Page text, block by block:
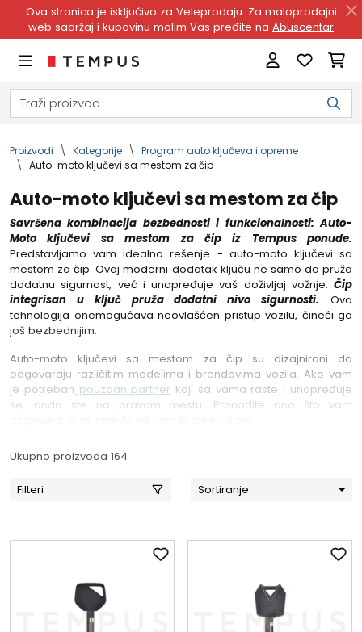
Ova stranica je isključivo za Veleprodaju. Za maloprodajni
web sadržaj i kupovinu molim Vas pređite na Abuscentar
Proizvodi Kategorije
Program auto ključeva i opreme
Auto-moto ključevi sa mestom za čip
Auto-moto ključevi sa mestom za čip
Savršena kombinacija bezbednosti i funkcionalnosti: Auto-
Moto ključevi sa mestom za čip iz Tempus ponude.
Predstavljamo vam idealno rešenje - auto-moto ključevi sa
mestom za čip. Ovaj moderni dodatak ključu ne samo da pruža
dodatnu sigurnost, već i unapređuje vaš doživljaj vožnje. Čip
integrisan u ključ pruža dodatni nivo sigurnosti. Ova
tehnologija onemogućava neovlašćen pristup vozilu, čineći ga
još bezbednijim.
Auto-moto ključevi sa mestom za čip su dizajnirani da
odgovaraju različitim modelima i brendovima vozila. Ako vam
je potreban pouzdan partner koji sa vama raste i unapređuje
se, onda ste na pravom mestu. Pronađite ono što vam
Ukupno proizvoda 164
Filteri Sortiranje